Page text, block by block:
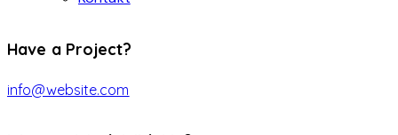
Have a Project?
info@website.com